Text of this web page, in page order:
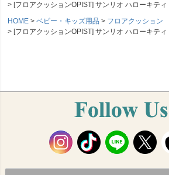
[フロアクッションOPIST] サンリオ ハローキテ
HOME
ベビー・キッズ用品
フロアクッション
[フロアクッションOPIST] サンリオ ハローキテ